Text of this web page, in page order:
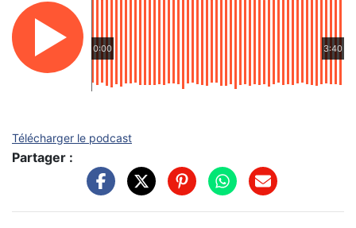
0:00 3:40
Télécharger le podcast
Partager :